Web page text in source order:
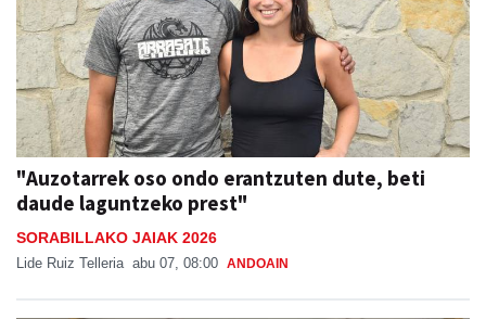
"Auzotarrek oso ondo erantzuten dute, beti
daude laguntzeko prest"
SORABILLAKO JAIAK 2026
Lide Ruiz Telleria abu 07, 08:00 ANDOAIN